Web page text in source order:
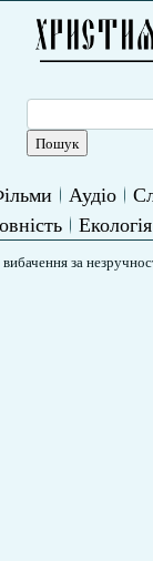
Аудіо
Екологія
за